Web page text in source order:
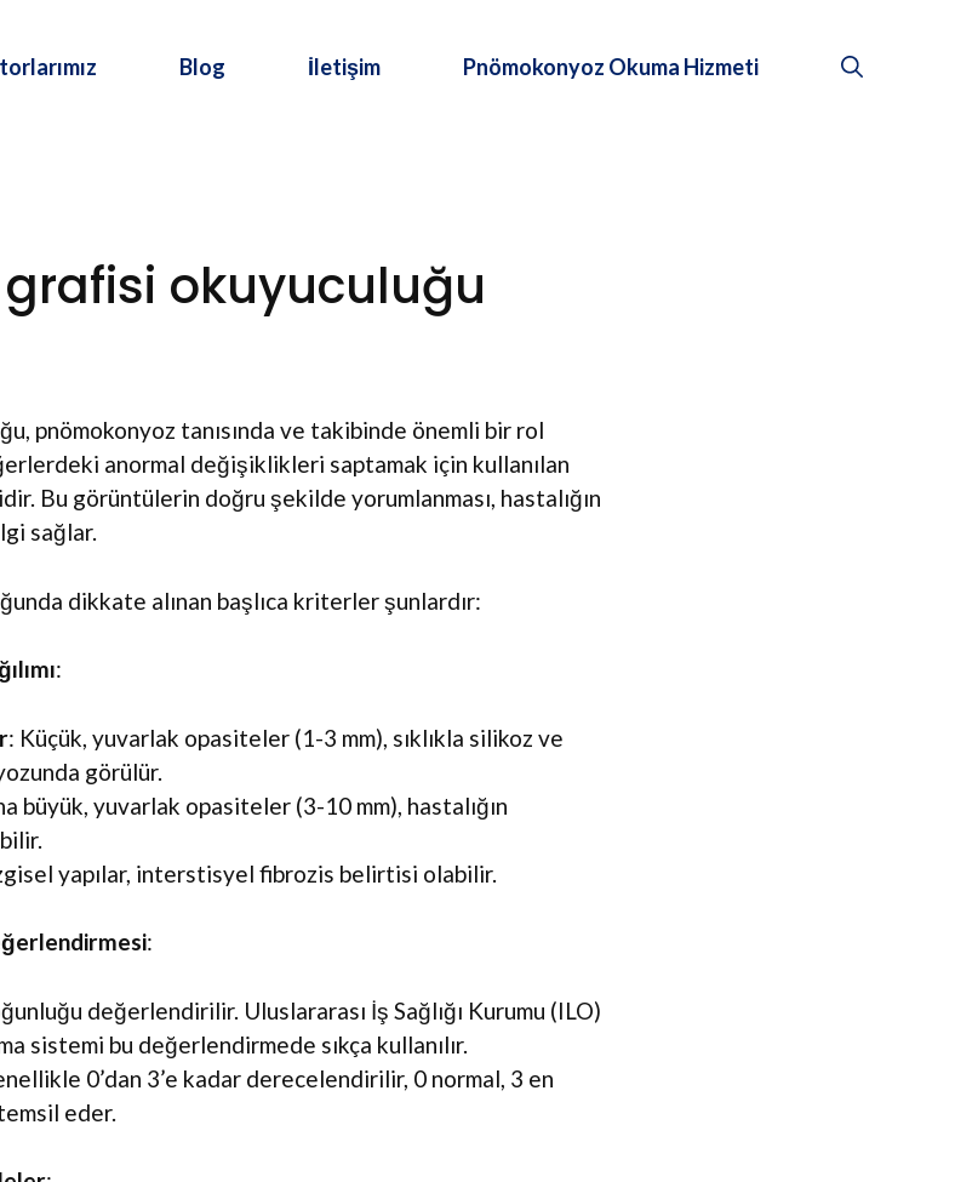
Blog İletişim Pnömokonyoz Okuma Hizmeti
okuyuculuğu
pnömokonyoz tanısında ve takibinde önemli bir rol
anormal değişiklikleri saptamak için kullanılan
Bu görüntülerin doğru şekilde yorumlanması, hastalığın
sağlar.
dikkate alınan başlıca kriterler şunlardır:
:
: Küçük, yuvarlak opasiteler (1-3 mm), sıklıkla silikoz ve
görülür.
büyük, yuvarlak opasiteler (3-10 mm), hastalığın
yapılar, interstisyel fibrozis belirtisi olabilir.
:
değerlendirilir. Uluslararası İş Sağlığı Kurumu (ILO)
sistemi bu değerlendirmede sıkça kullanılır.
0’dan 3’e kadar derecelendirilir, 0 normal, 3 en
eder.